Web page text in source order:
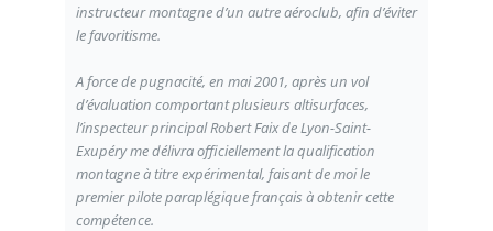
instructeur montagne d’un autre aéroclub, afin d’éviter
le favoritisme.
A force de pugnacité, en mai 2001, après un vol
d’évaluation comportant plusieurs altisurfaces,
l’inspecteur principal Robert Faix de Lyon-Saint-
Exupéry me délivra officiellement la qualification
montagne à titre expérimental, faisant de moi le
premier pilote paraplégique français à obtenir cette
compétence.